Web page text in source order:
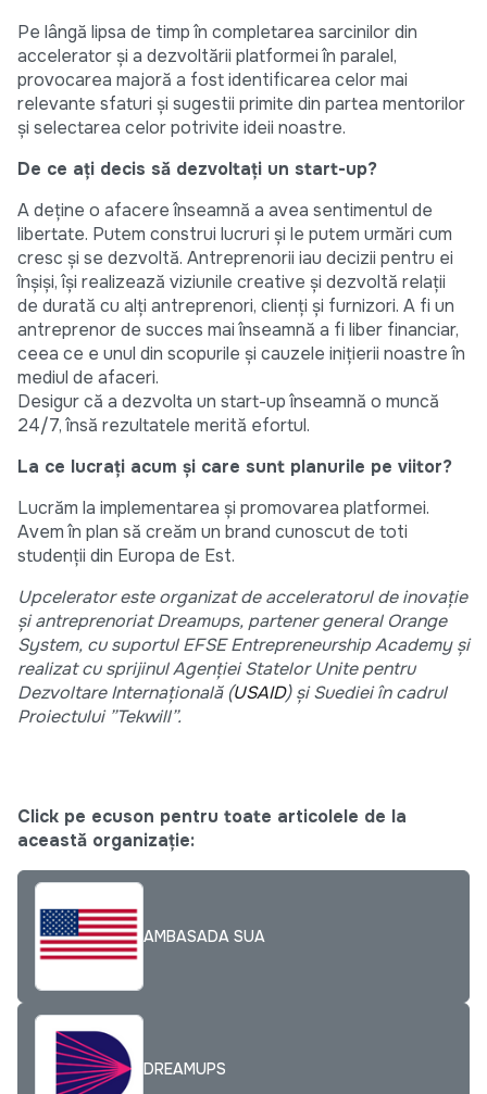
Pe lângă lipsa de timp în completarea sarcinilor din
accelerator și a dezvoltării platformei în paralel,
provocarea majoră a fost identificarea celor mai
relevante sfaturi și sugestii primite din partea mentorilor
și selectarea celor potrivite ideii noastre.
De ce ați decis să dezvoltați un start-up?
A deține o afacere înseamnă a avea sentimentul de
libertate. Putem construi lucruri și le putem urmări cum
cresc și se dezvoltă. Antreprenorii iau decizii pentru ei
înșiși, își realizează viziunile creative și dezvoltă relații
de durată cu alți antreprenori, clienți și furnizori. A fi un
antreprenor de succes mai înseamnă a fi liber financiar,
ceea ce e unul din scopurile și cauzele inițierii noastre în
mediul de afaceri.
Desigur că a dezvolta un start-up înseamnă o muncă
24/7, însă rezultatele merită efortul.
La ce lucrați acum și care sunt planurile pe viitor?
Lucrăm la implementarea și promovarea platformei.
Avem în plan să creăm un brand cunoscut de toti
studenții din Europa de Est.
Upcelerator este organizat de acceleratorul de inovație
și antreprenoriat Dreamups, partener general Orange
System, cu suportul EFSE Entrepreneurship Academy și
realizat cu sprijinul Agenției Statelor Unite pentru
Dezvoltare Internațională (USAID) și Suediei în cadrul
Proiectului ”Tekwill”.
Click pe ecuson pentru toate articolele de la
această organizație:
AMBASADA SUA
DREAMUPS